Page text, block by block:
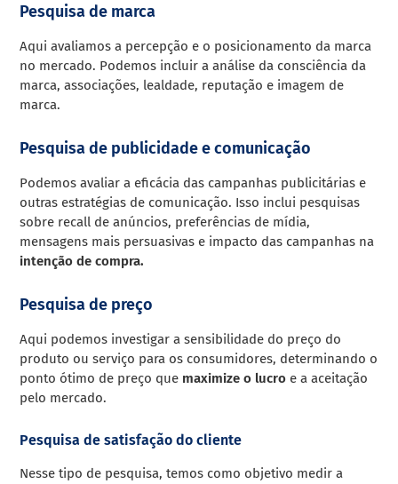
Pesquisa de marca
Aqui avaliamos a percepção e o posicionamento da marca
no mercado. Podemos incluir a análise da consciência da
marca, associações, lealdade, reputação e imagem de
marca.
Pesquisa de publicidade e comunicação
Podemos avaliar a eficácia das campanhas publicitárias e
outras estratégias de comunicação. Isso inclui pesquisas
sobre recall de anúncios, preferências de mídia,
mensagens mais persuasivas e impacto das campanhas na
intenção de compra.
Pesquisa de preço
Aqui podemos investigar a sensibilidade do preço do
produto ou serviço para os consumidores, determinando o
ponto ótimo de preço que maximize o lucro e a aceitação
pelo mercado.
Pesquisa de satisfação do cliente
Nesse tipo de pesquisa, temos como objetivo medir a